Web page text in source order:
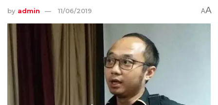
by admin 11/06/2019 AA